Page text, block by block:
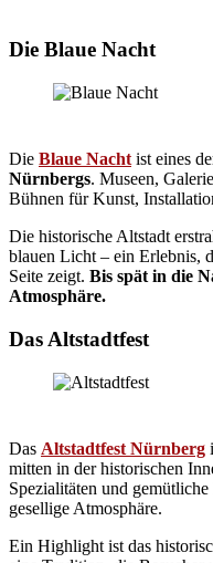
Die Blaue Nacht
Die Blaue Nacht ist eines
Nürnbergs. Museen,
Bühnen für Kunst,
Die historische Altstadt
blauen Licht – ein Erlebnis,
Seite zeigt. Bis spät in die
Atmosphäre.
Das Altstadtfest
Das Altstadtfest Nürnberg
mitten in der historischen
Spezialitäten und
gesellige Atmosphäre.
Ein Highlight ist das